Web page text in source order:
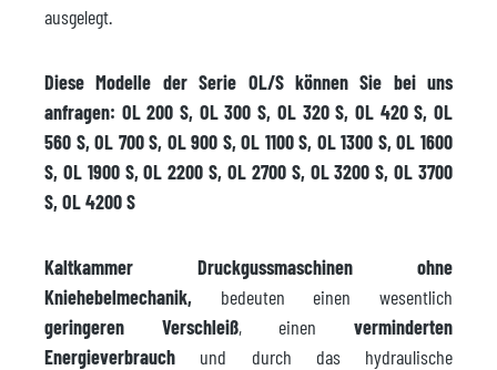
ausgelegt.
Diese Modelle der Serie OL/S können Sie bei uns
anfragen: OL 200 S, OL 300 S, OL 320 S, OL 420 S, OL
560 S, OL 700 S, OL 900 S, OL 1100 S, OL 1300 S, OL 1600
S, OL 1900 S, OL 2200 S, OL 2700 S, OL 3200 S, OL 3700
S, OL 4200 S
Kaltkammer Druckgussmaschinen ohne
Kniehebelmechanik, bedeuten einen wesentlich
geringeren Verschleiß, einenverminderten
Energieverbrauch und durch das hydraulische